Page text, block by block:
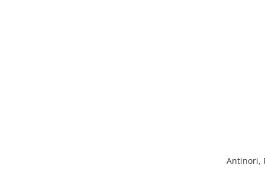
Antinori,